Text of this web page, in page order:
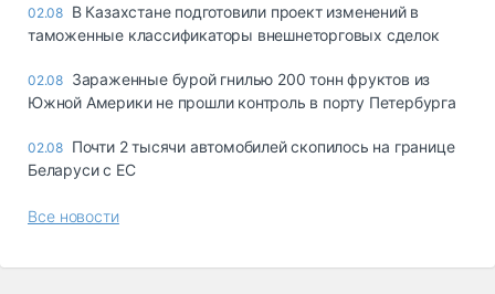
02.08 В Казахстане подготовили проект изменений в
таможенные классификаторы внешнеторговых сделок
02.08 Зараженные бурой гнилью 200 тонн фруктов из
Южной Америки не прошли контроль в порту Петербурга
02.08 Почти 2 тысячи автомобилей скопилось на границе
Беларуси с ЕС
Все новости